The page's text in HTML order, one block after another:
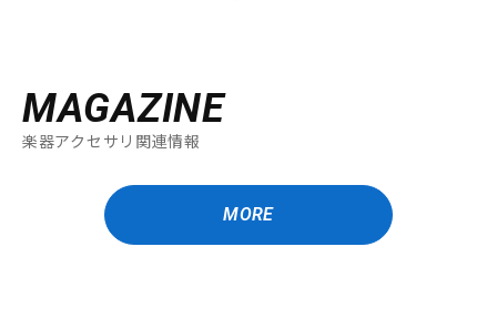
MAGAZINE
楽器アクセサリ関連情報
MORE